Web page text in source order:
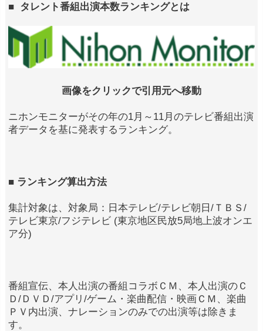
■ タレント番組出演本数ランキングとは
画像をクリックで引用元へ移動
ニホンモニターがその年の1月～11月のテレビ番組出演
者データを基に発表するランキング。
■ ランキング算出方法
集計対象は、対象局：日本テレビ/テレビ朝日/ＴＢＳ/
テレビ東京/フジテレビ (東京地区民放5局地上波オンエ
ア分)
番組宣伝、本人出演の番組コラボＣＭ、本人出演のＣ
Ｄ/ＤＶＤ/アプリ/ゲーム・楽曲配信・映画ＣＭ、楽曲
ＰＶ内出演、ナレーションのみでの出演等は除きま
す。